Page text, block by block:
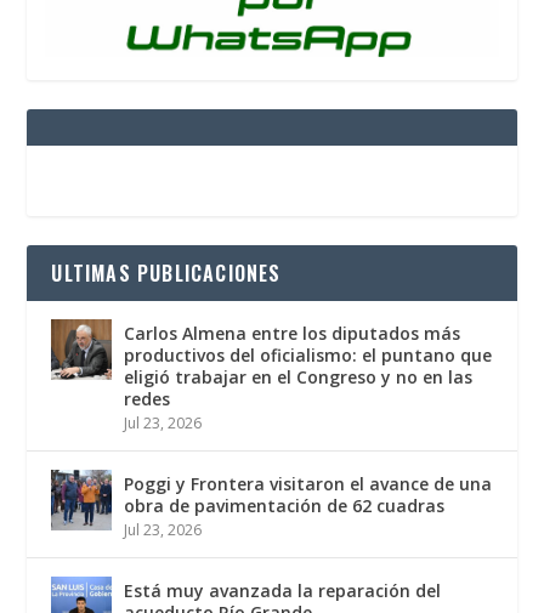
ULTIMAS PUBLICACIONES
Carlos Almena entre los diputados más
productivos del oficialismo: el puntano que
eligió trabajar en el Congreso y no en las
redes
Jul 23, 2026
Poggi y Frontera visitaron el avance de una
obra de pavimentación de 62 cuadras
Jul 23, 2026
Está muy avanzada la reparación del